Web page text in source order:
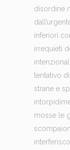
disordine
inferiori
irrequieti
tentativo
strane e
mosse le